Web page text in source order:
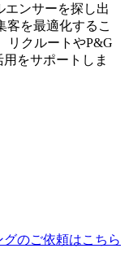
エンサーを探し出
客を最適化するこ
リクルートやP&G
をサポートしま
のご依頼はこちら